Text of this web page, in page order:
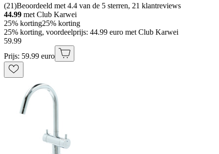
(21)Beoordeeld met 4.4 van de 5 sterren, 21 klantreviews
44.99 met Club Karwei
25% korting25% korting
25% korting, voordeelprijs: 44.99 euro met Club Karwei
59.99
Prijs: 59.99 euro